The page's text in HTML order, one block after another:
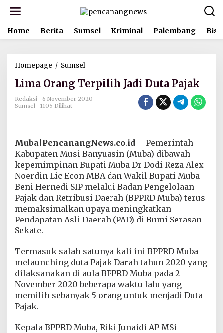
t
Home Berita Sumsel Kriminal Palembang
Homepage / Sumsel
m
O
T
e
r
p
l
i
h
J
D
u
t
a
P
a
k
Lima Orang Terpilih Jadi Duta Pajak
Redaksi
6 November 2020
Sumsel
1105 Dilihat
Muba|PencanangNews.co.id— Pemerintah
Kabupaten Musi Banyuasin (Muba) dibawah
kepemimpinan Bupati Muba Dr Dodi Reza Alex
Noerdin Lic Econ MBA dan Wakil Bupati Muba
Beni Hernedi SIP melalui Badan Pengelolaan
Pajak dan Retribusi Daerah (BPPRD Muba) terus
memaksimalkan upaya meningkatkan
Pendapatan Asli Daerah (PAD) di Bumi Serasan
Sekate.
Termasuk salah satunya kali ini BPPRD Muba
melaunching duta Pajak Darah tahun 2020 yang
dilaksanakan di aula BPPRD Muba pada 2
November 2020 beberapa waktu lalu yang
memilih sebanyak 5 orang untuk menjadi Duta
Pajak.
Kepala BPPRD Muba, Riki Junaidi AP MSi